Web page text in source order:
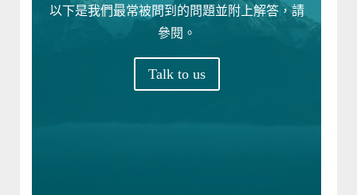
以下是我們最常被問到的問題並附上解答，請
參閱。
Talk to us